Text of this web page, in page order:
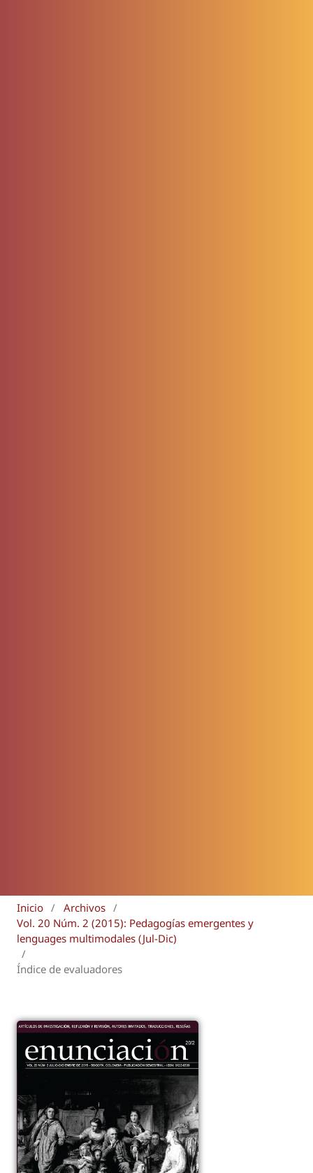
Inicio / Archivos /
Vol. 20 Núm. 2 (2015): Pedagogías emergentes y
lenguages multimodales (Jul-Dic)
/
Índice de evaluadores